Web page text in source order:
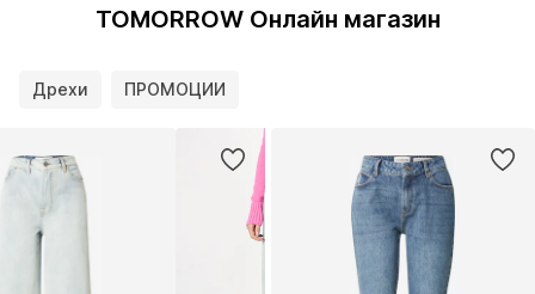
TOMORROW Онлайн магазин
Дрехи ПРОМОЦИИ